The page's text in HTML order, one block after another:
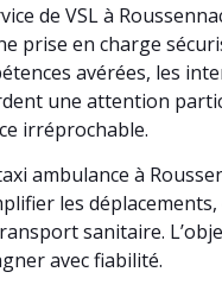
de VSL à
prise en charge
avérées, les
une attention
irréprochable.
ambulance à
les déplacements,
sanitaire.
avec fiabilité.